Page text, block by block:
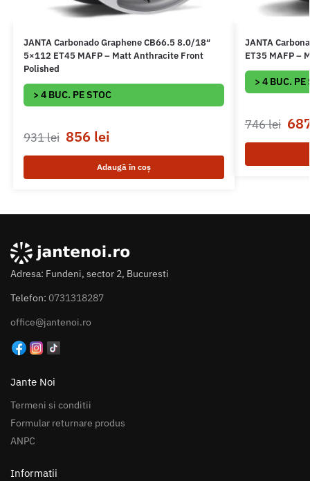
JANTA Carbonado Graphene CB66.5 8.0/18″
5×112 ET45 MAFP – Matt Anthracite Front
Polished
> 4 BUC. PE STOC
931lei 856 lei
Adaugă în coș
JANTA
ET35 MAFP –
> 4 BUC. PE
746lei
Adresa: Fundeni, sector 2, Bucuresti
Telefon: 0731318287
office@jantenoi.ro
Jante Noi
Termeni si conditii
Formular returnare produs
ANPC
Informatii